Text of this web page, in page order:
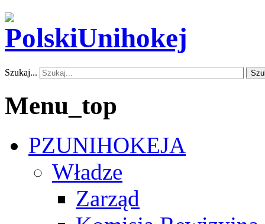
Szukaj...
Menu_top
PZUNIHOKEJA
Władze
Zarząd